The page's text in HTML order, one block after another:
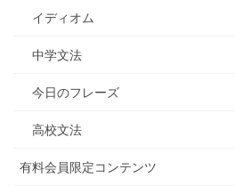
イディオム
中学文法
今日のフレーズ
高校文法
有料会員限定コンテンツ